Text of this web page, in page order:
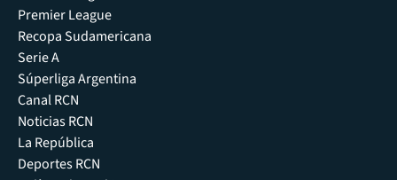
Premier League
Recopa Sudamericana
Serie A
Súperliga Argentina
Canal RCN
Noticias RCN
La República
Deportes RCN